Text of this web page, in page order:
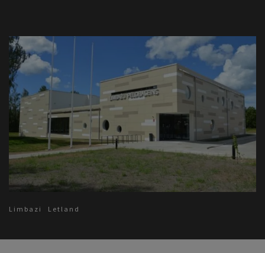
Limbazi Letland